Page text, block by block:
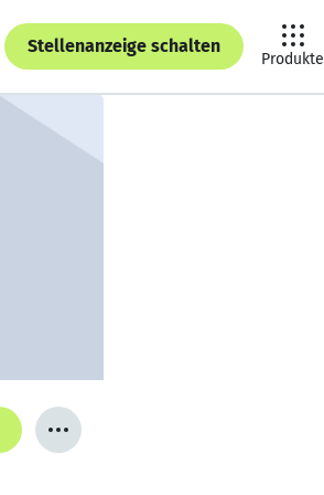
Stellenanzeige schalten
Produkte